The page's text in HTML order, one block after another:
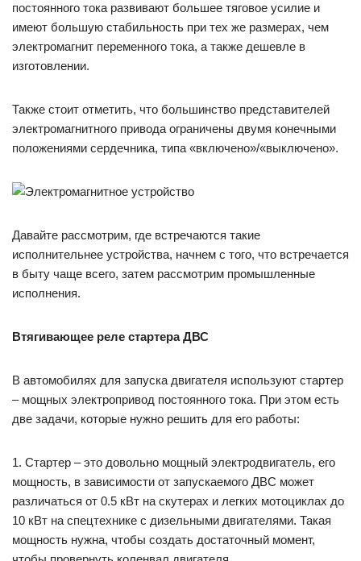
постоянного тока развивают большее тяговое усилие и
имеют большую стабильность при тех же размерах, чем
электромагнит переменного тока, а также дешевле в
изготовлении.
Также стоит отметить, что большинство представителей
электромагнитного привода ограничены двумя конечными
положениями сердечника, типа «включено»/«выключено».
Давайте рассмотрим, где встречаются такие
исполнительнее устройства, начнем с того, что встречается
в быту чаще всего, затем рассмотрим промышленные
исполнения.
Втягивающее реле стартера ДВС
В автомобилях для запуска двигателя используют стартер
– мощных электропривод постоянного тока. При этом есть
две задачи, которые нужно решить для его работы:
1. Стартер – это довольно мощный электродвигатель, его
мощность, в зависимости от запускаемого ДВС может
различаться от 0.5 кВт на скутерах и легких мотоциклах до
10 кВт на спецтехнике с дизельными двигателями. Такая
мощность нужна, чтобы создать достаточный момент,